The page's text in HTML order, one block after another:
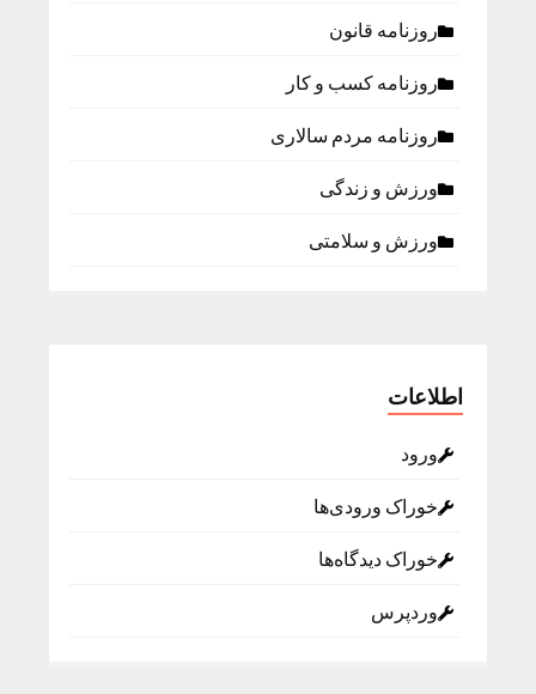
روزنامه قانون
روزنامه كسب و كار
روزنامه مردم سالاری
ورزش و زندگی
ورزش و سلامتی
اطلاعات
ورود
خوراک ورودی‌ها
خوراک دیدگاه‌ها
وردپرس